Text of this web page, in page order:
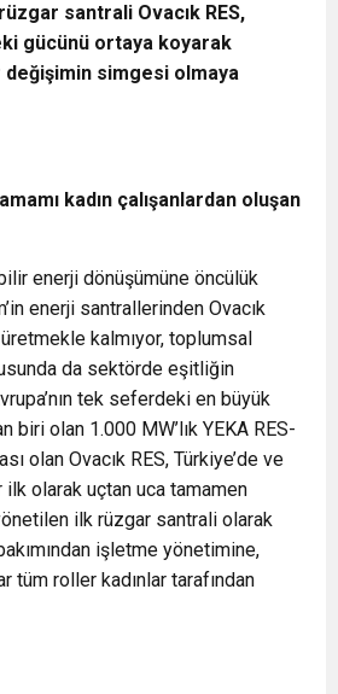
santrali Ovacık RES,
gücünü ortaya koyarak
simgesi olmaya
kadın çalışanlardan oluşan
enerji dönüşümüne öncülük
enerji santrallerinden Ovacık
kalmıyor, toplumsal
da sektörde eşitliğin
tek seferdeki en büyük
biri olan 1.000 MW’lık YEKA RES-
olan Ovacık RES, Türkiye’de ve
ilk olarak uçtan uca tamamen
ilk rüzgar santrali olarak
işletme yönetimine,
tüm roller kadınlar tarafından